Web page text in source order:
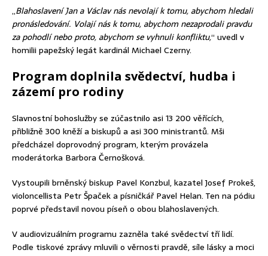
„Blahoslavení Jan a Václav nás nevolají k tomu, abychom hledali
pronásledování. Volají nás k tomu, abychom nezaprodali pravdu
za pohodlí nebo proto, abychom se vyhnuli konfliktu,“ uvedl v
homilii papežský legát kardinál Michael Czerny.
Program doplnila svědectví, hudba i
zázemí pro rodiny
Slavnostní bohoslužby se zúčastnilo asi 13 200 věřících,
přibližně 300 kněží a biskupů a asi 300 ministrantů. Mši
předcházel doprovodný program, kterým provázela
moderátorka Barbora Černošková.
Vystoupili brněnský biskup Pavel Konzbul, kazatel Josef Prokeš,
violoncellista Petr Špaček a písničkář Pavel Helan. Ten na pódiu
poprvé představil novou píseň o obou blahoslavených.
V audiovizuálním programu zazněla také svědectví tří lidí.
Podle tiskové zprávy mluvili o věrnosti pravdě, síle lásky a moci